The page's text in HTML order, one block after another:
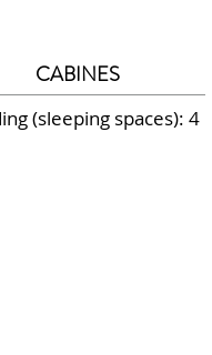
CABINES
(sleeping spaces): 4